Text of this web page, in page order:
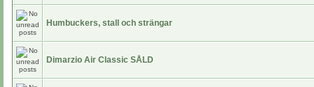
Humbuckers, stall och strängar
Dimarzio Air Classic SÅLD